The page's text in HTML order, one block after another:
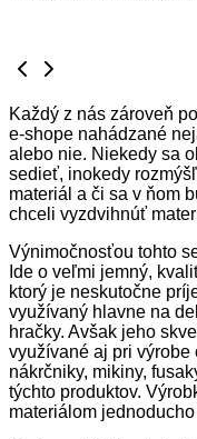
Každý z nás zároveň
e-shope nahádzané
alebo nie. Niekedy sa
sedieť, inokedy
materiál a či sa v ňom
chceli vyzdvihnúť
Výnimočnosťou tohto
Ide o veľmi jemný,
ktorý je neskutočne
využívaný hlavne na
hračky. Avšak jeho
využívané aj pri výrobe
nákrčniky, mikiny,
týchto produktov.
materiálom